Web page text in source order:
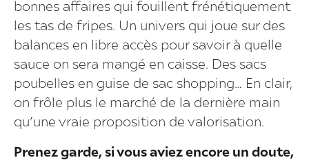
bonnes affaires qui fouillent frénétiquement
les tas de fripes. Un univers qui joue sur des
balances en libre accès pour savoir à quelle
sauce on sera mangé en caisse. Des sacs
poubelles en guise de sac shopping… En clair,
on frôle plus le marché de la dernière main
qu’une vraie proposition de valorisation.
Prenez garde, si vous aviez encore un doute,